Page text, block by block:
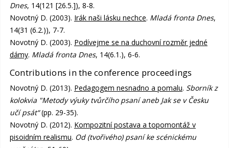
Dnes, 14(121 [26.5.]), 8-8.
Novotný D. (2003). Irák naši lásku nechce. Mladá fronta Dnes,
14(31 (6.2.)), 7-7.
Novotný D. (2003). Podívejme se na duchovní rozměr jedné
dámy. Mladá fronta Dnes, 14(6.1.), 6-6.
Contributions in the conference proceedings
Novotný D. (2013). Pedagogem nesnadno a pomalu. Sborník z
kolokvia "Metody výuky tvůrčího psaní aneb Jak se v Česku
učí psát“(pp. 29-35).
Novotný D. (2012). Kompozitní postava a topomontáž v
pisoidním realismu. Od (tvořivého) psaní ke scénickému